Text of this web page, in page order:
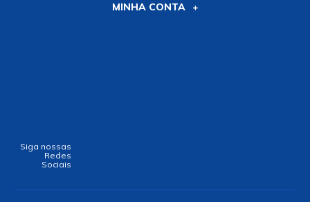
MINHA CONTA
Siga nossas
Redes
Sociais